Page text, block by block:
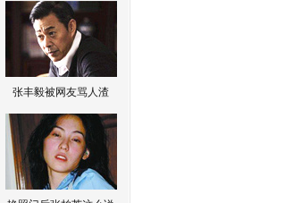
张丰毅被网友骂人渣